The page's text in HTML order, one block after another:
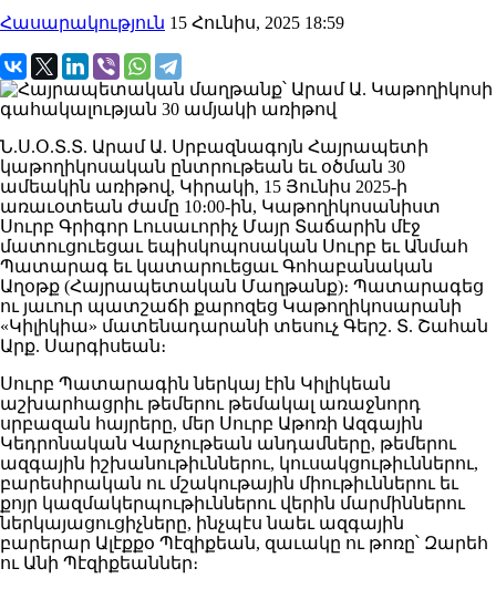
Հասարակություն 15 Հունիս, 2025 18:59
Ն.Ս.Օ.Տ.Տ. Արամ Ա. Սրբազնագոյն Հայրապետի
կաթողիկոսական ընտրութեան եւ օծման 30
ամեակին առիթով, Կիրակի, 15 Յունիս 2025-ի
առաւօտեան ժամը 10։00-ին, Կաթողիկոսանիստ
Սուրբ Գրիգոր Լուսաւորիչ Մայր Տաճարին մէջ
մատուցուեցաւ եպիսկոպոսական Սուրբ եւ Անմահ
Պատարագ եւ կատարուեցաւ Գոհաբանական
Աղօթք (Հայրապետական Մաղթանք)։ Պատարագեց
ու յաւուր պատշաճի քարոզեց Կաթողիկոսարանի
«Կիլիկիա» մատենադարանի տեսուչ Գերշ. Տ. Շահան
Արք. Սարգիսեան։
Սուրբ Պատարագին ներկայ էին Կիլիկեան
աշխարհացրիւ թեմերու թեմակալ առաջնորդ
սրբազան հայրերը, մեր Սուրբ Աթոռի Ազգային
Կեդրոնական Վարչութեան անդամները, թեմերու
ազգային իշխանութիւններու, կուսակցութիւններու,
բարեսիրական ու մշակութային միութիւններու եւ
քոյր կազմակերպութիւններու վերին մարմիններու
ներկայացուցիչները, ինչպէս նաեւ ազգային
բարերար Ալէքքօ Պէզիքեան, զաւակը ու թոռը՝ Զարեհ
ու Անի Պէզիքեաններ։